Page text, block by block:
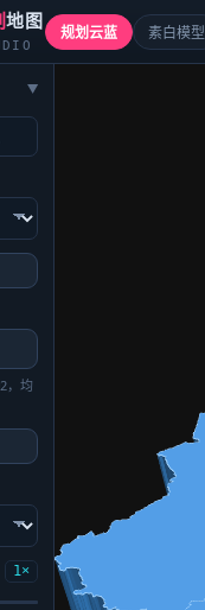
地图 规划云蓝 素白模型
▶
，均
1×